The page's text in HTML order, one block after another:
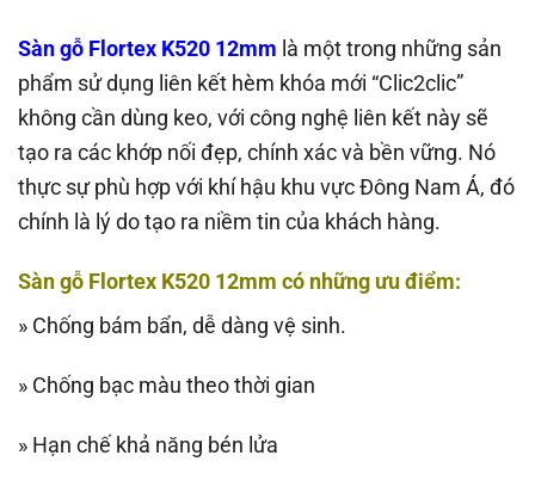
Sàn gỗ Flortex K520 12mm là một trong những sản
phẩm sử dụng liên kết hèm khóa mới “Clic2clic”
không cần dùng keo, với công nghệ liên kết này sẽ
tạo ra các khớp nối đẹp, chính xác và bền vững. Nó
thực sự phù hợp với khí hậu khu vực Đông Nam Á, đó
chính là lý do tạo ra niềm tin của khách hàng.
Sàn gỗ Flortex K520 12mm có những ưu điểm:
» Chống bám bẩn, dễ dàng vệ sinh.
» Chống bạc màu theo thời gian
» Hạn chế khả năng bén lửa